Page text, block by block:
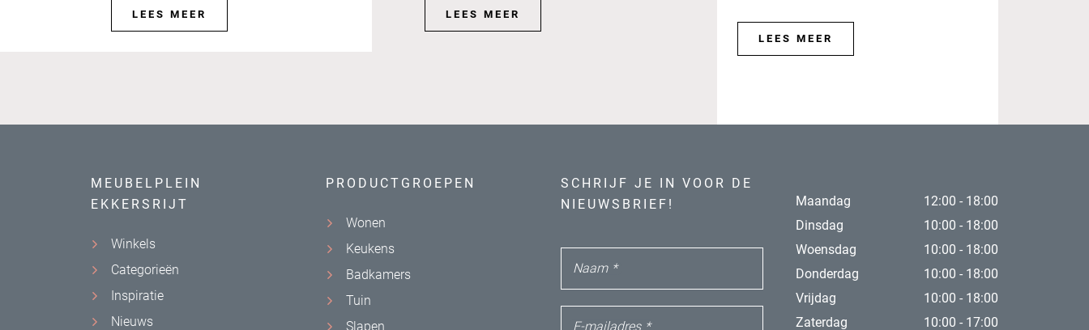
LEES MEER LEES MEER
LEES MEER
MEUBELPLEIN
EKKERSRIJT
Winkels
Categorieën
Inspiratie
Nieuws
PRODUCTGROEPEN
Wonen
Keukens
Badkamers
Tuin
Slapen
SCHRIJF JE IN VOOR DE
NIEUWSBRIEF!
Naam *
E-mailadres *
Maandag
12:00 - 18:00
Dinsdag
10:00 - 18:00
Woensdag
10:00 - 18:00
Donderdag
10:00 - 18:00
Vrijdag
10:00 - 18:00
Zaterdag
10:00 - 17:00